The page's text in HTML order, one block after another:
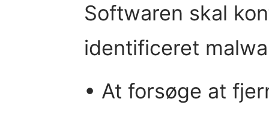
Softwaren skal
identificeret
• At forsøge at